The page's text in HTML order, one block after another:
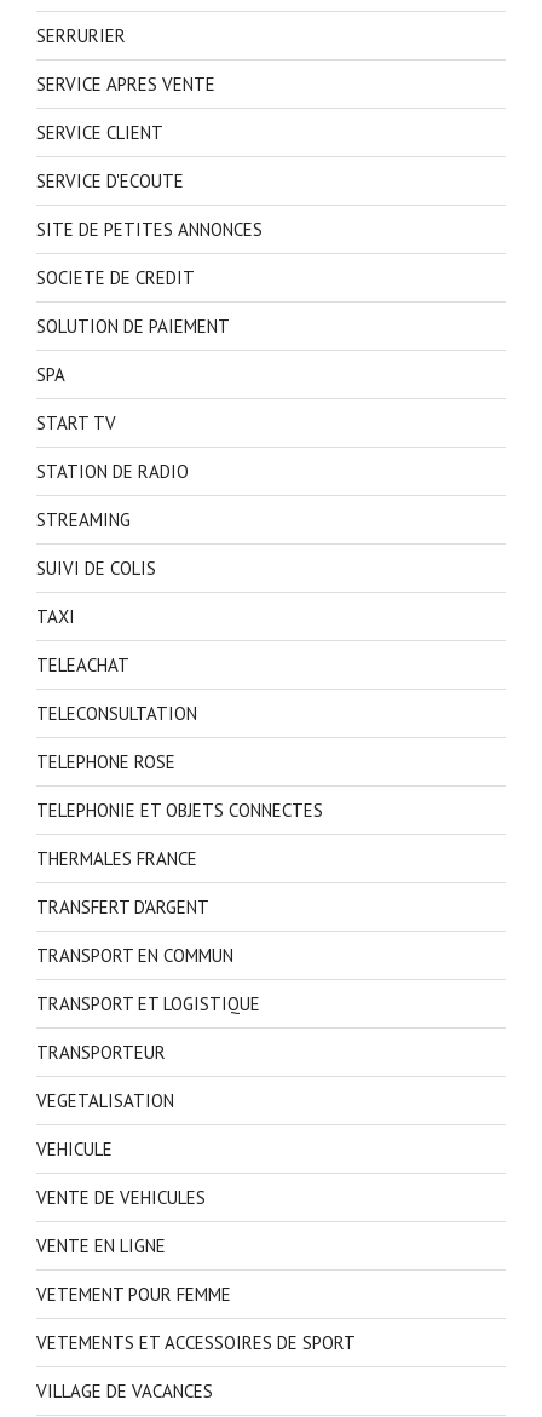
SERRURIER
SERVICE APRES VENTE
SERVICE CLIENT
SERVICE D'ECOUTE
SITE DE PETITES ANNONCES
SOCIETE DE CREDIT
SOLUTION DE PAIEMENT
SPA
START TV
STATION DE RADIO
STREAMING
SUIVI DE COLIS
TAXI
TELEACHAT
TELECONSULTATION
TELEPHONE ROSE
TELEPHONIE ET OBJETS CONNECTES
THERMALES FRANCE
TRANSFERT D'ARGENT
TRANSPORT EN COMMUN
TRANSPORT ET LOGISTIQUE
TRANSPORTEUR
VEGETALISATION
VEHICULE
VENTE DE VEHICULES
VENTE EN LIGNE
VETEMENT POUR FEMME
VETEMENTS ET ACCESSOIRES DE SPORT
VILLAGE DE VACANCES